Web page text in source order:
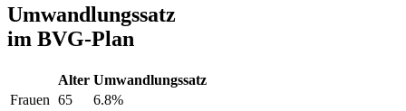
Umwandlungssatz
im BVG-Plan
Alter Umwandlungssatz
Frauen 65
6.8%